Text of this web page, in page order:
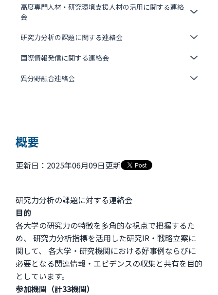
高度専門人材・研究環境支援人材の活用に関する連絡
会
研究力分析の課題に関する連絡会
国際情報発信に関する連絡会
異分野融合連絡会
概要
更新日：2025年06月09日更新
研究力分析の課題に対する連絡会
目的
各大学の研究力の特徴を多角的な視点で把握するた
め、 研究力分析指標を活用した研究IR・戦略立案に
関して、 各大学・研究機関における好事例ならびに
必要となる関連情報・エビデンスの収集と共有を目的
としています。
参加機関（計33機関）